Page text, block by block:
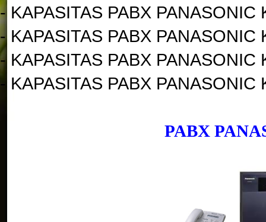
- KAPASITAS PABX
- KAPASITAS PABX
- KAPASITAS PABX
- KAPASITAS PABX
PABX